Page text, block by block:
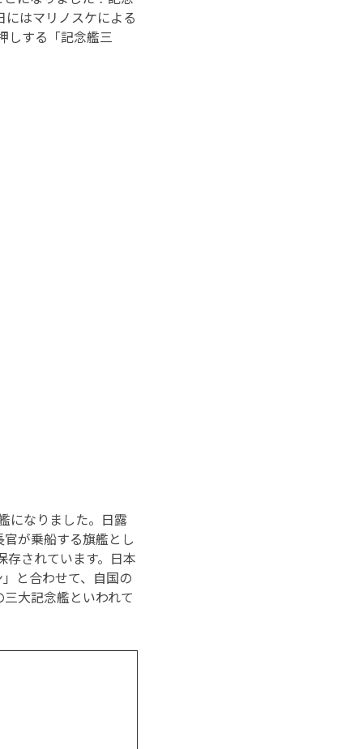
はマリノスケによる
しする「記念艦三
になりました。日露
が乗船する旗艦とし
存されています。日本
と合わせて、自国の
大記念艦といわれて